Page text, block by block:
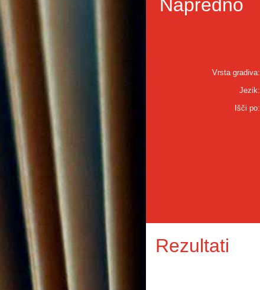
Napredno
Vrsta gradiva:
Jezik:
Išči po:
Rezultati